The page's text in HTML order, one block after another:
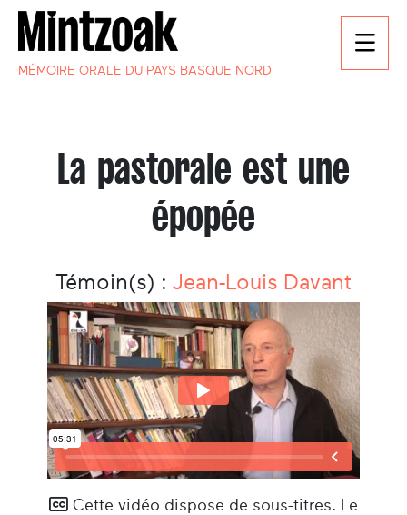
MÉMOIRE ORALE DU PAYS BASQUE NORD
La pastorale est une
épopée
Témoin(s) : Jean-Louis Davant
Cette vidéo dispose de sous-titres. Le